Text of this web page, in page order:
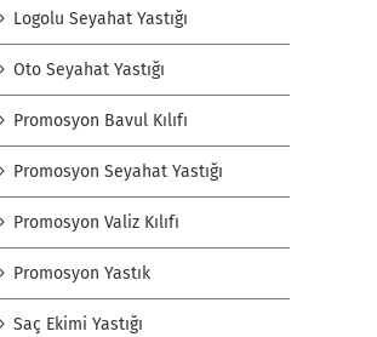
Logolu Seyahat Yastığı
Oto Seyahat Yastığı
Promosyon Bavul Kılıfı
Promosyon Seyahat Yastığı
Promosyon Valiz Kılıfı
Promosyon Yastık
Saç Ekimi Yastığı